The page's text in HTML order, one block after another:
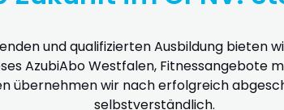
und qualifizierten Ausbildung bieten
AzubiAbo Westfalen, Fitnessangebote
übernehmen wir nach erfolgreich
selbstverständlich.